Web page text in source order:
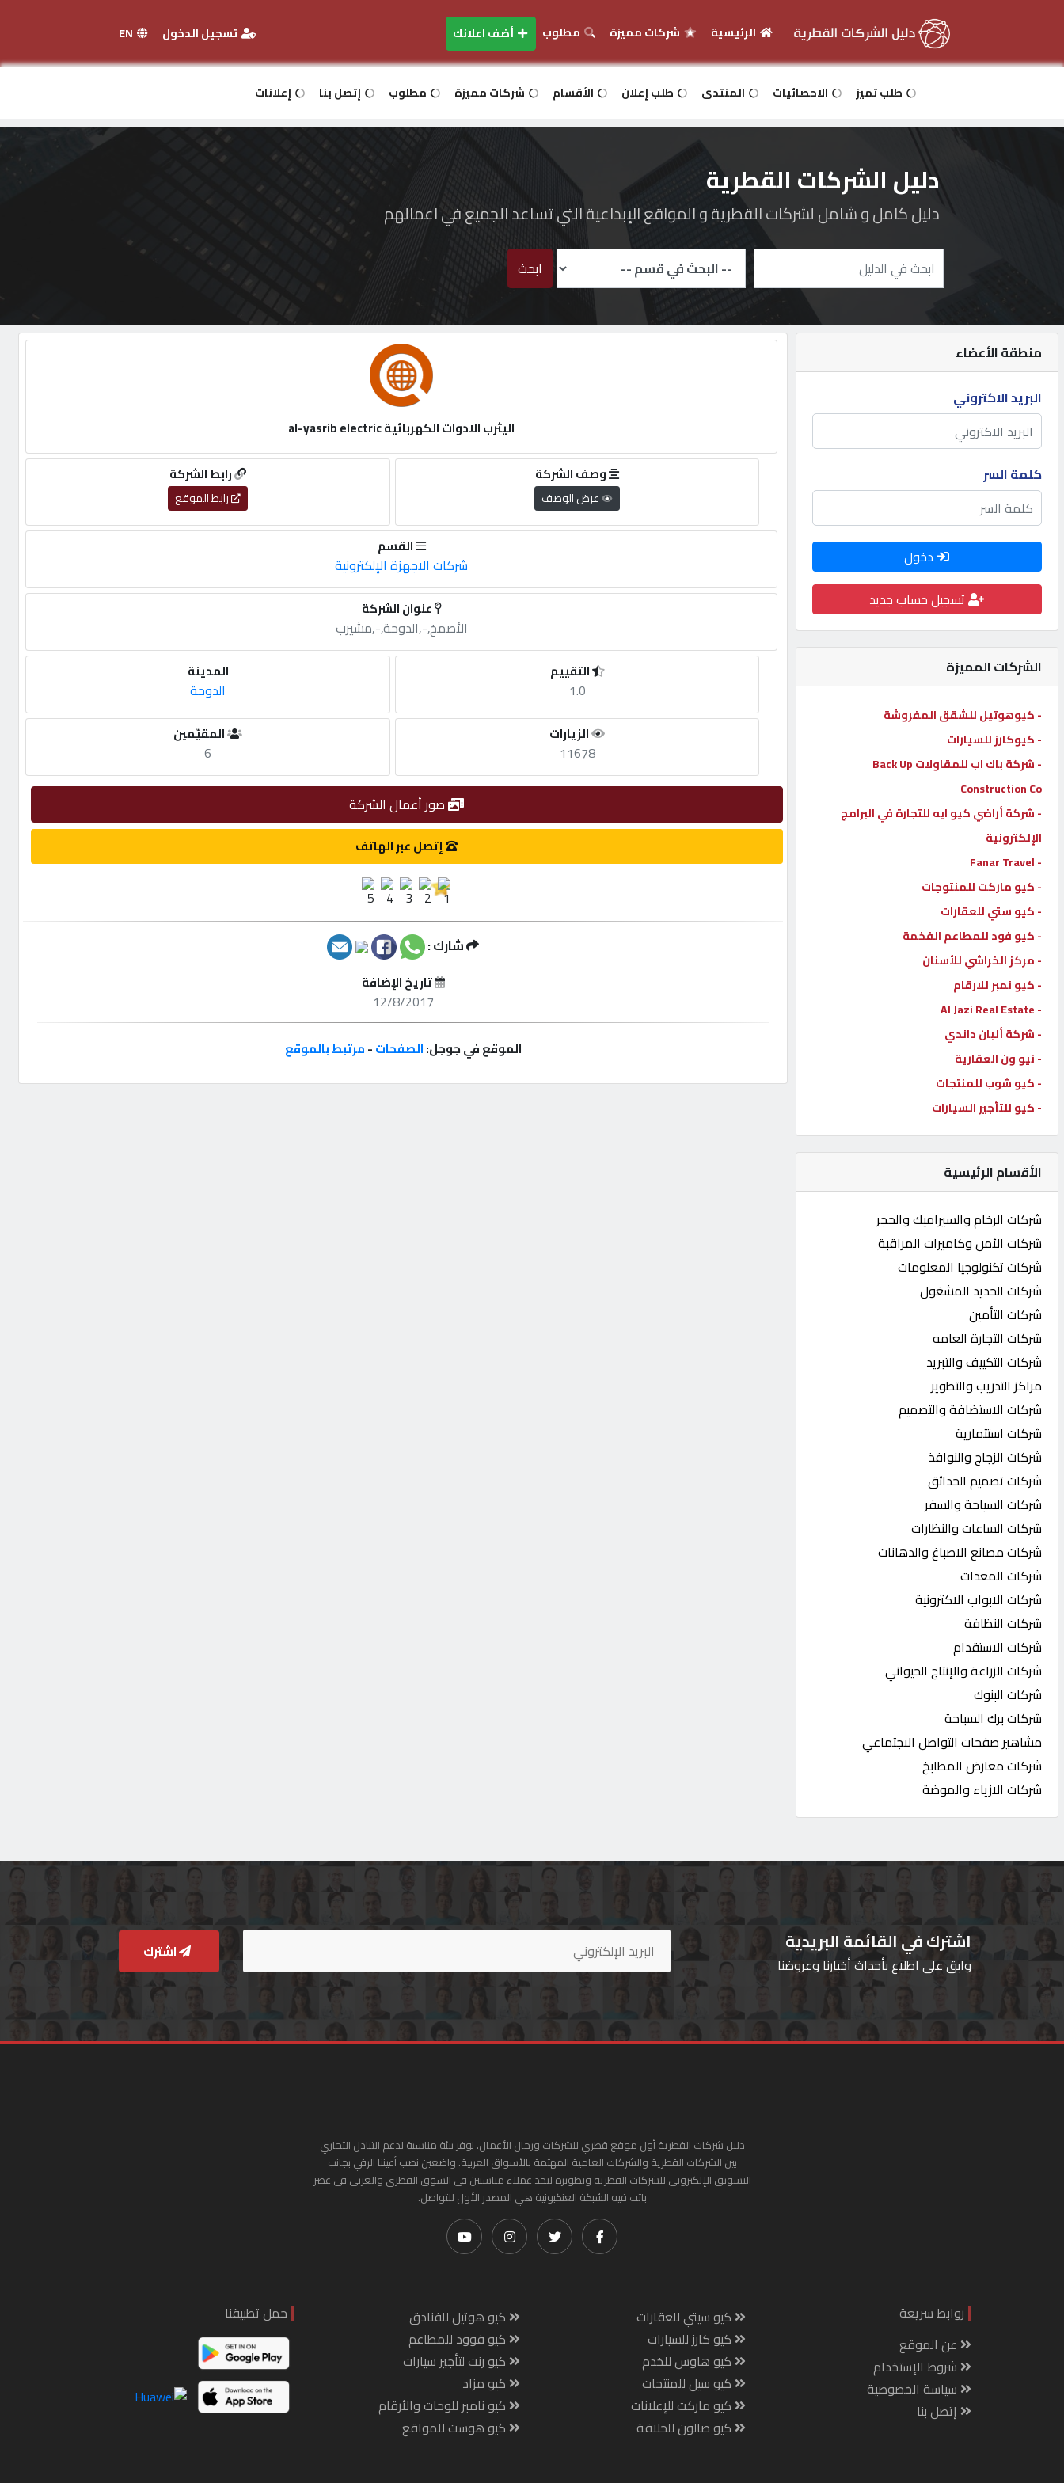
دخول
اعلانك
مطلوب
طلب
الاحصائيات
الأقسام
شركات
مميزة
إبحث
إتصل
بنا
إعلانات
المنتدى
كيو
مزاد
كيو
نمبر
كيو
كارز
كيو
ماركت
الدليل
القطري
POWERED
QHOST
الرئيسية شركات مميزة مطلوب أضف اعلانك تسجيل الدخول
طلب تميز الاحصائيات المنتدى طلب إعلان الأقسام شركات مميزة مطلوب إتصل بنا إعلانات
دليل الشركات القطرية
دليل كامل و شامل لشركات القطرية و المواقع الإبداعية التي تساعد الجميع في اعمالهم
ابحث
منطقة الأعضاء
البريد الاكتروني
كلمة السر
دخول
تسجيل حساب جديد
الشركات المميزة
- كيوهوتيل للشقق المفروشة
- كيوكارز للسيارات
- شركة باك اب للمقاولات Back Up
Construction Co
- شركة أراضي كيو ايه للتجارة في البرامج
الإلكترونية
- Fanar Travel
- كيو ماركت للمنتوجات
- كيو ستي للعقارات
- كيو فود للمطاعم الفخمة
- مركز الخراشي للأسنان
- كيو نمبر للارقام
- Al Jazi Real Estate
- شركة ألبان داندي
- نيو ون العقارية
- كيو شوب للمنتجات
- كيو للتأجير السيارات
الأقسام الرئيسية
شركات الرخام والسيراميك والحجر
شركات الأمن وكاميرات المراقبة
شركات تكنولوجيا المعلومات
شركات الحديد المشغول
شركات التأمين
شركات التجارة العامه
شركات التكييف والتبريد
مراكز التدريب والتطوير
شركات الاستضافة والتصميم
شركات استثمارية
شركات الزجاج والنوافذ
شركات تصميم الحدائق
شركات السياحة والسفر
شركات الساعات والنظارات
شركات مصانع الاصباغ والدهانات
شركات المعدات
شركات الابواب الاكترونية
شركات النظافة
شركات الاستقدام
شركات الزراعة والإنتاج الحيواني
شركات البنوك
شركات برك السباحة
مشاهير صفحات التواصل الاجتماعي
شركات معارض المطابخ
شركات الازياء والموضة
اليثرب الادوات الكهربائية al-yasrib electric
رابط الشركة
رابط الموقع
وصف الشركة
عرض الوصف
القسم
شركات الاجهزة الإلكترونية
عنوان الشركة
الأصمخ,-,الدوحة,-,مشيرب
المدينة
الدوحة
التقييم
1.0
المقيّمين
6
الزيارات
11678
صور أعمال الشركة
إتصل عبر الهاتف
شارك :
تاريخ الإضافة
12/8/2017
الموقع في جوجل:الصفحات-مرتبط بالموقع
اشترك في القائمة البريدية
وابق على اطلاع بأحداث أخبارنا وعروضنا
اشترك
دليل شركات القطرية أول موقع قطري للشركات ورجال الأعمال. نوفر بيئة مناسبة لدعم التبادل التجاري
بين الشركات القطرية والشركات العامية المهتمة بالأسواق العربية. واضعين نصب أعيننا الرقي بجانب
التسويق الإلكتروني للشركات القطرية وتطويره لتجد عملاء مناسبين في السوق القطري والعربي في عصر
باتت فيه الشبكة العنكبونية هي المصدر الأول للتواصل.
روابط سريعة
عن الموقع
شروط الإستخدام
سياسة الخصوصية
إتصل بنا
كيو سيتي للعقارات
كيو كارز للسيارات
كيو هاوس للخدم
كيو سيل للمنتجات
كيو ماركت للإعلانات
كيو صالون للحلاقة
كيو هوتيل للفنادق
كيو فوود للمطاعم
كيو رنت لتأجير سيارات
كيو مزاد
كيو نامبر للوحات والأرقام
كيو هوست للمواقع
حمل تطبيقنا